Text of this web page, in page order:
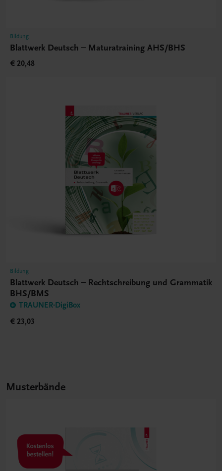
Bildung
Blattwerk Deutsch – Maturatraining AHS/BHS
€ 20,48
Bildung
Blattwerk Deutsch – Rechtschreibung und Grammatik
BHS/BMS
TRAUNER-DigiBox
€ 23,03
Musterbände